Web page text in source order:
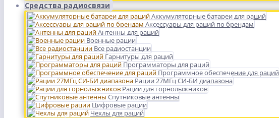
Средства радиосвязи
Аккумуляторные батареи для раций
Аксессуары для раций по брендам
Антенны для раций
Военные рации
Все радиостанции
Гарнитуры для раций
Программаторы для раций
Программное обеспечение для раций
Рации 27МГц СИ-БИ диапазона
Рации для горнолыжников
Спутниковые антенны
Цифровые рации
Чехлы для раций